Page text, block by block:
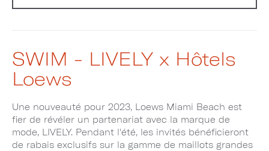
SWIM - LIVELY x Hôtels
Loews
Une nouveauté pour 2023, Loews Miami Beach est
fier de révéler un partenariat avec la marque de
mode, LIVELY. Pendant l'été, les invités bénéficieront
de rabais exclusifs sur la gamme de maillots grandes